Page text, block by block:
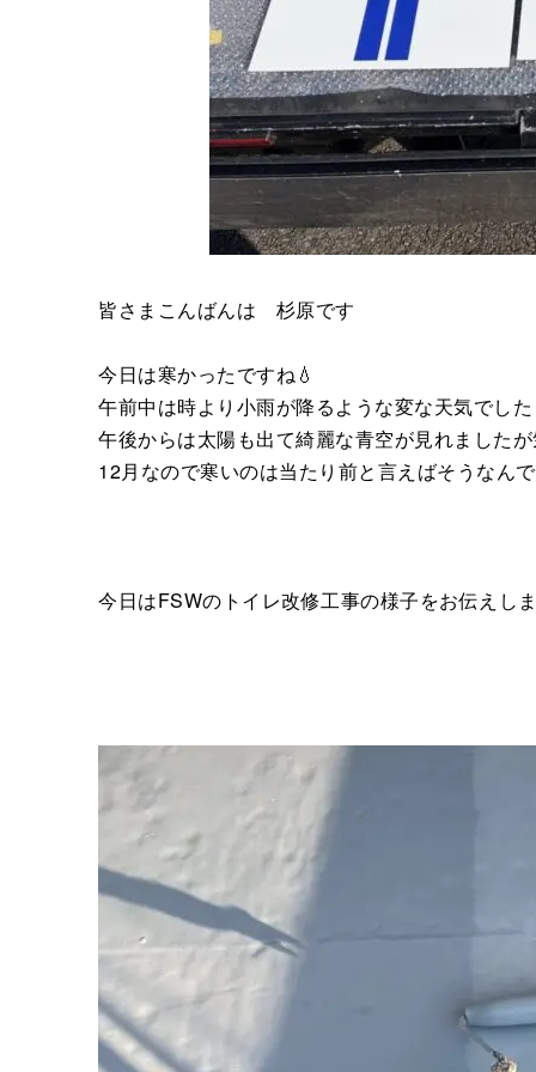
皆さまこんばんは 杉原です
今日は寒かったですね💧
午前中は時より小雨が降るような変な天気でした
午後からは太陽も出て綺麗な青空が見れました
12月なので寒いのは当たり前と言えばそうなん
今日はFSWのトイレ改修工事の様子をお伝えし